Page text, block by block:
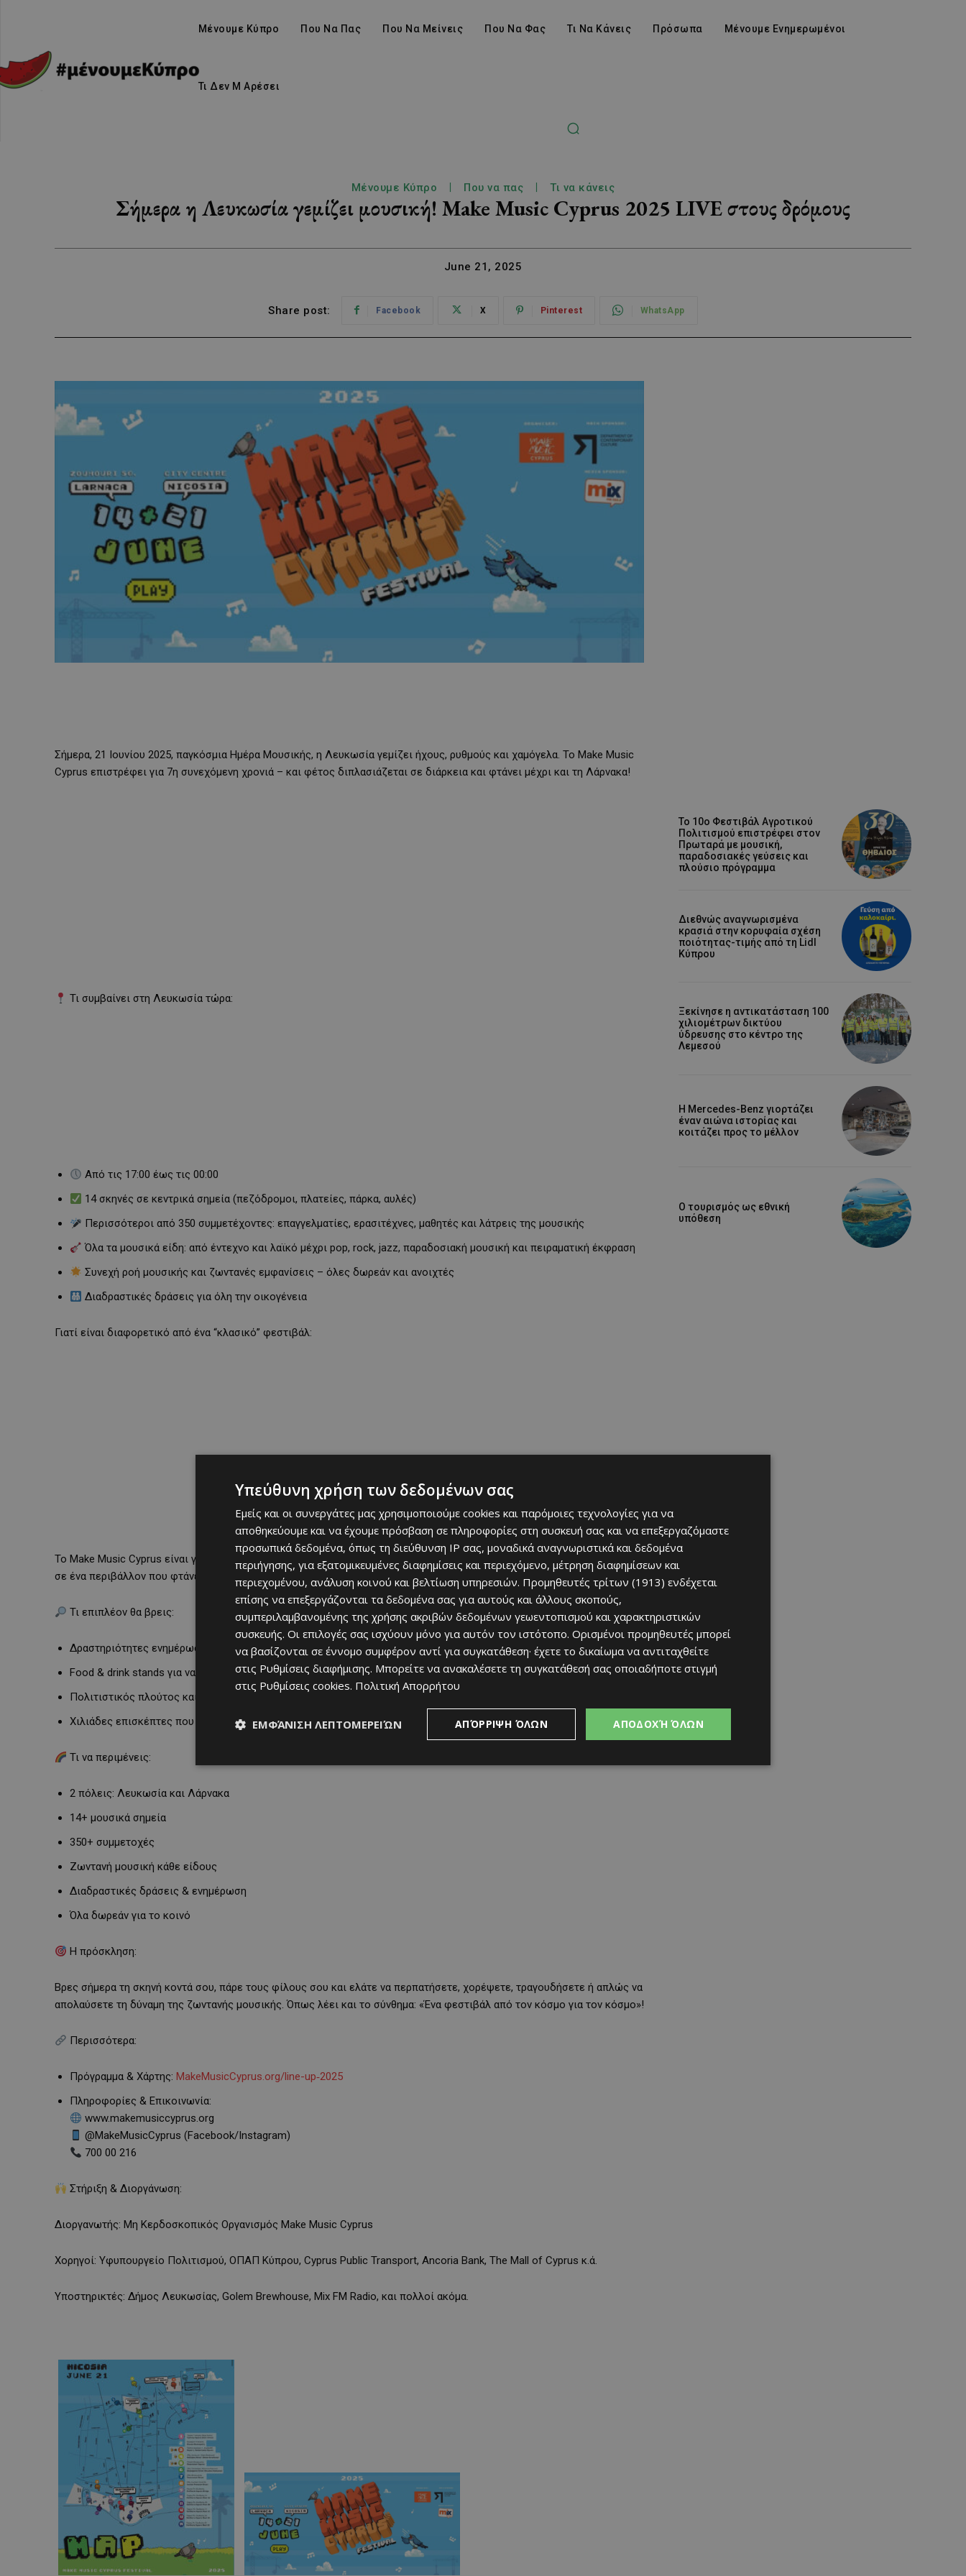
Μένουμε Κύπρο Που Να Πας Που Να Μείνεις Που Να Φας Τι Να Κάνεις Πρόσωπα Μένουμε Ενημερωμένοι
Τι Δεν Μ Αρέσει
Μένουμε Κύπρο Που να πας Τι να κάνεις
Σήμερα η Λευκωσία γεμίζει μουσική! Make Music Cyprus 2025 LIVE στους δρόμους
June 21, 2025
Share post: Facebook X Pinterest WhatsApp
Σήμερα, 21 Ιουνίου 2025, παγκόσμια Ημέρα Μουσικής, η Λευκωσία γεμίζει ήχους, ρυθμούς και χαμόγελα. Το Make Music
Cyprus επιστρέφει για 7η συνεχόμενη χρονιά – και φέτος διπλασιάζεται σε διάρκεια και φτάνει μέχρι και τη Λάρνακα!
Τι συμβαίνει στη Λευκωσία τώρα:
Από τις 17:00 έως τις 00:00
14 σκηνές σε κεντρικά σημεία (πεζόδρομοι, πλατείες, πάρκα, αυλές)
Περισσότεροι από 350 συμμετέχοντες: επαγγελματίες, ερασιτέχνες, μαθητές και λάτρεις της μουσικής
Όλα τα μουσικά είδη: από έντεχνο και λαϊκό μέχρι pop, rock, jazz, παραδοσιακή μουσική και πειραματική έκφραση
Συνεχή ροή μουσικής και ζωντανές εμφανίσεις – όλες δωρεάν και ανοιχτές
Διαδραστικές δράσεις για όλη την οικογένεια
Γιατί είναι διαφορετικό από ένα “κλασικό” φεστιβάλ:
Το Make Music Cyprus είναι γιορτή της καθημερινής μουσικής – φορείς και μουσικοί συμμετέχουν χωρίς περιορισμούς,
σε ένα περιβάλλον που φτάνει στο κοινό φυσικά και αυθόρμητα.
Τι επιπλέον θα βρεις:
Δραστηριότητες ενημέρωσης και ευαισθητοποίησης από το σύνδεσμο ΔΕΠΥ και το Καραϊσκάκειο Ίδρυμα
Food & drink stands για να συνοδεύσεις τη μουσική με δροσιά και νόστιμες γεύσεις
Πολιτιστικός πλούτος και εθελοντική δράση από δεκάδες ανθρώπους
Χιλιάδες επισκέπτες που δημιουργούν μια ζεστή και φιλόξενη ατμόσφαιρα
Τι να περιμένεις:
2 πόλεις: Λευκωσία και Λάρνακα
14+ μουσικά σημεία
350+ συμμετοχές
Ζωντανή μουσική κάθε είδους
Διαδραστικές δράσεις & ενημέρωση
Όλα δωρεάν για το κοινό
Η πρόσκληση:
Βρες σήμερα τη σκηνή κοντά σου, πάρε τους φίλους σου και ελάτε να περπατήσετε, χορέψετε, τραγουδήσετε ή απλώς να
απολαύσετε τη δύναμη της ζωντανής μουσικής. Όπως λέει και το σύνθημα: «Ένα φεστιβάλ από τον κόσμο για τον κόσμο»!
Περισσότερα:
Πρόγραμμα & Χάρτης: MakeMusicCyprus.org/line-up‑2025
Πληροφορίες & Επικοινωνία:
www.makemusiccyprus.org
@MakeMusicCyprus (Facebook/Instagram)
700 00 216
Στήριξη & Διοργάνωση:
Διοργανωτής: Μη Κερδοσκοπικός Οργανισμός Make Music Cyprus
Χορηγοί: Υφυπουργείο Πολιτισμού, ΟΠΑΠ Κύπρου, Cyprus Public Transport, Ancoria Bank, The Mall of Cyprus κ.ά.
Υποστηρικτές: Δήμος Λευκωσίας, Golem Brewhouse, Mix FM Radio, και πολλοί ακόμα.
Το 10ο Φεστιβάλ Αγροτικού
Πολιτισμού επιστρέφει στον
Πρωταρά με μουσική,
παραδοσιακές γεύσεις και
πλούσιο πρόγραμμα
Διεθνώς αναγνωρισμένα
κρασιά στην κορυφαία σχέση
ποιότητας-τιμής από τη Lidl
Κύπρου
Ξεκίνησε η αντικατάσταση 100
χιλιομέτρων δικτύου
ύδρευσης στο κέντρο της
Λεμεσού
Η Mercedes-Benz γιορτάζει
έναν αιώνα ιστορίας και
κοιτάζει προς το μέλλον
Ο τουρισμός ως εθνική
υπόθεση
Υπεύθυνη χρήση των δεδομένων σας
Εμείς και οι συνεργάτες μας χρησιμοποιούμε cookies και παρόμοιες τεχνολογίες για να
αποθηκεύουμε και να έχουμε πρόσβαση σε πληροφορίες στη συσκευή σας και να επεξεργαζόμαστε
προσωπικά δεδομένα, όπως τη διεύθυνση IP σας, μοναδικά αναγνωριστικά και δεδομένα
περιήγησης, για εξατομικευμένες διαφημίσεις και περιεχόμενο, μέτρηση διαφημίσεων και
περιεχομένου, ανάλυση κοινού και βελτίωση υπηρεσιών. Προμηθευτές τρίτων (1913) ενδέχεται
επίσης να επεξεργάζονται τα δεδομένα σας για αυτούς και άλλους σκοπούς,
συμπεριλαμβανομένης της χρήσης ακριβών δεδομένων γεωεντοπισμού και χαρακτηριστικών
συσκευής. Οι επιλογές σας ισχύουν μόνο για αυτόν τον ιστότοπο. Ορισμένοι προμηθευτές μπορεί
να βασίζονται σε έννομο συμφέρον αντί για συγκατάθεση· έχετε το δικαίωμα να αντιταχθείτε
στις Ρυθμίσεις διαφήμισης. Μπορείτε να ανακαλέσετε τη συγκατάθεσή σας οποιαδήποτε στιγμή
στις Ρυθμίσεις cookies. Πολιτική Απορρήτου
ΑΠΟΔΟΧΉ ΌΛΩΝ
ΑΠΌΡΡΙΨΗ ΌΛΩΝ
ΕΜΦΆΝΙΣΗ ΛΕΠΤΟΜΕΡΕΙΏΝ